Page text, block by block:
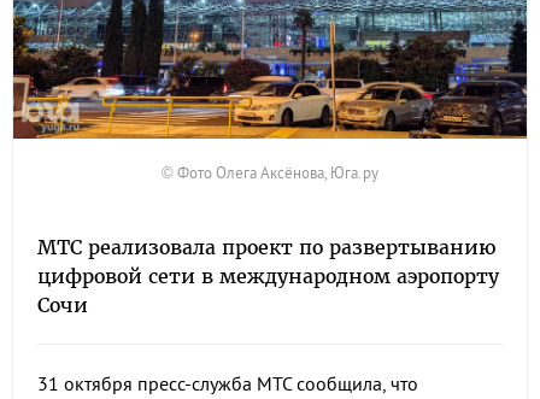
© Фото Олега Аксёнова, Юга.ру
МТС реализовала проект по развертыванию
цифровой сети в международном аэропорту
Сочи
31 октября пресс-служба МТС сообщила, что